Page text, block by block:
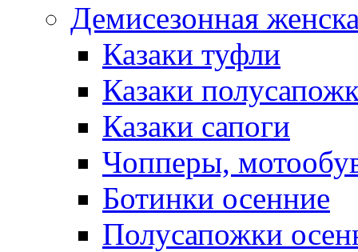
Демисезонная
Казаки туфли
Казаки
Казаки сапоги
Чопперы,
Ботинки осенние
Полусапожки